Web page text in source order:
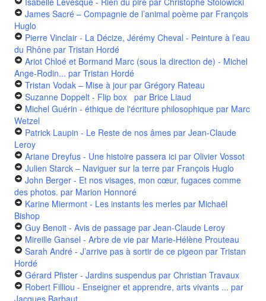
James Sacré – Compagnie de l’animal poème par François
Huglo
Pierre Vinclair - La Décize, Jérémy Cheval - Peinture à l’eau
du Rhône par Tristan Hordé
Ariot Chloé et Bormand Marc (sous la direction de) - Michel
Ange-Rodin... par Tristan Hordé
Tristan Vodak – Mise à jour par Grégory Rateau
Suzanne Doppelt - Flip box par Brice Liaud
Michel Guérin - éthique de l'écriture philosophique par Marc
Wetzel
Patrick Laupin - Le Reste de nos âmes par Jean-Claude
Leroy
Ariane Dreyfus - Une histoire passera ici par Olivier Vossot
Julien Starck – Naviguer sur la terre par François Huglo
John Berger - Et nos visages, mon cœur, fugaces comme
des photos. par Marion Honnoré
Karine Miermont - Les instants les merles par Michaël
Bishop
Guy Benoit - Avis de passage par Jean-Claude Leroy
Mireille Gansel - Arbre de vie par Marie-Hélène Prouteau
Sarah André - J’arrive pas à sortir de ce pigeon par Tristan
Hordé
Gérard Pfister - Jardins suspendus par Christian Travaux
Robert Filliou - Enseigner et apprendre, arts vivants ... par